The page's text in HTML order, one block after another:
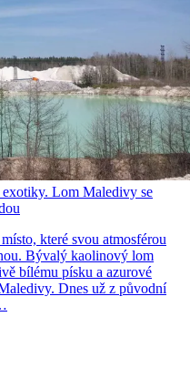
Lom Maledivy se
které svou atmosférou
Bývalý kaolinový lom
bílému písku a azurové
Dnes už z původní